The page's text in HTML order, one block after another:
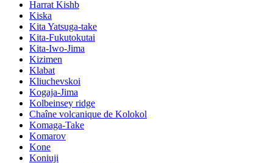
Harrat Kishb
Kiska
Kita Yatsuga-take
Kita-Fukutokutai
Kita-Iwo-Jima
Kizimen
Klabat
Kliuchevskoi
Kogaja-Jima
Kolbeinsey ridge
Chaîne volcanique de Kolokol
Komaga-Take
Komarov
Kone
Koniuji